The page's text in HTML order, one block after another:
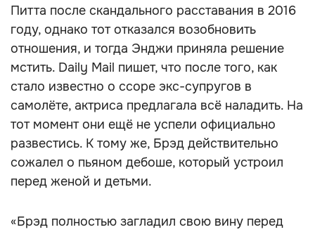
Питта после скандального расставания в 2016
году, однако тот отказался возобновить
отношения, и тогда Энджи приняла решение
мстить. Daily Mail пишет, что после того, как
стало известно о ссоре экс-супругов в
самолёте, актриса предлагала всё наладить. На
тот момент они ещё не успели официально
развестись. К тому же, Брэд действительно
сожалел о пьяном дебоше, который устроил
перед женой и детьми.
«Брэд полностью загладил свою вину перед